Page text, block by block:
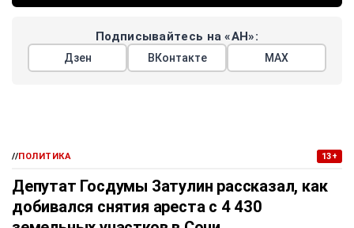
Подписывайтесь на «АН»:
Дзен ВКонтакте МАХ
//ПОЛИТИКА 13+
Депутат Госдумы Затулин рассказал, как
добивался снятия ареста с 4 430